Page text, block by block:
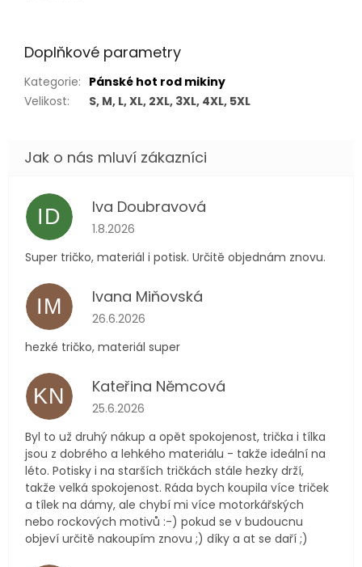
Doplňkové parametry
Kategorie: Pánské hot rod mikiny
Velikost: S, M, L, XL, 2XL, 3XL, 4XL, 5XL
ID Iva Doubravová
Hodnocení obchodu je 5 z 5 hvězdiček.
1.8.2026
Super tričko, materiál i potisk. Určitě objednám znovu.
IM Ivana Miňovská
Hodnocení obchodu je 5 z 5 hvězdiček.
26.6.2026
hezké tričko, materiál super
KN Kateřina Němcová
Hodnocení obchodu je 5 z 5 hvězdiček.
25.6.2026
Byl to už druhý nákup a opět spokojenost, trička i tílka
jsou z dobrého a lehkého materiálu - takže ideální na
léto. Potisky i na starších tričkách stále hezky drží,
takže velká spokojenost. Ráda bych koupila více triček
a tílek na dámy, ale chybí mi více motorkářských
nebo rockových motivů :-) pokud se v budoucnu
objeví určitě nakoupím znovu ;) díky a at se daří ;)